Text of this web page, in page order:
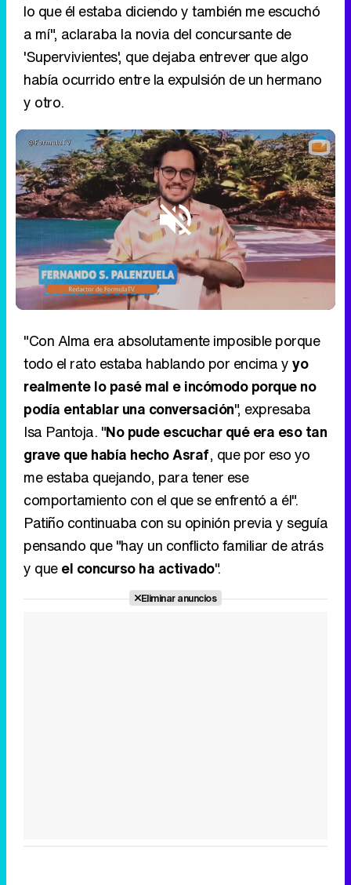
lo que él estaba diciendo y también me escuchó
a mí", aclaraba la novia del concursante de
'Supervivientes', que dejaba entrever que algo
había ocurrido entre la expulsión de un hermano
y otro.
Unmute /
Loaded:
6.29%
"Con Alma era absolutamente imposible porque
todo el rato estaba hablando por encima yyo
realmente lo pasé mal e incómodo porque no
podía entablar una conversación", expresaba
Isa Pantoja. "No pude escuchar qué era eso tan
grave que había hecho Asraf, que por eso yo
me estaba quejando, para tener ese
comportamiento con el que se enfrentó a él".
Patiño continuaba con su opinión previa y seguía
pensando que "hay un conflicto familiar de atrás
y queel concurso ha activado".
Eliminar anuncios